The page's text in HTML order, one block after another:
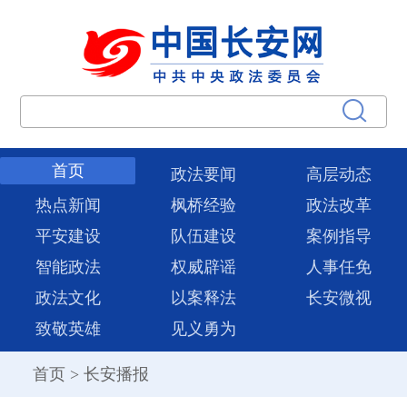
首页 政法要闻
高层动态
热点新闻
枫桥经验
政法改革
平安建设
队伍建设
案例指导
智能政法
权威辟谣
人事任免
政法文化
以案释法
长安微视
致敬英雄
见义勇为
首页 > 长安播报